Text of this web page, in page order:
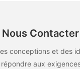
Nous Contacter
conceptions et des
aux